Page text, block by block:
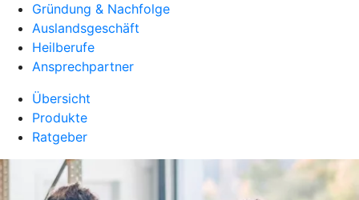
Gründung & Nachfolge
Auslandsgeschäft
Heilberufe
Ansprechpartner
Übersicht
Produkte
Ratgeber